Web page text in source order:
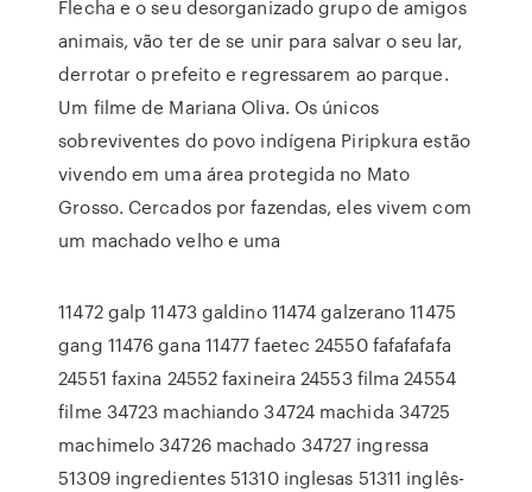
Flecha e o seu desorganizado grupo de amigos
animais, vão ter de se unir para salvar o seu lar,
derrotar o prefeito e regressarem ao parque.
Um filme de Mariana Oliva. Os únicos
sobreviventes do povo indígena Piripkura estão
vivendo em uma área protegida no Mato
Grosso. Cercados por fazendas, eles vivem com
um machado velho e uma
11472 galp 11473 galdino 11474 galzerano 11475
gang 11476 gana 11477 faetec 24550 fafafafafa
24551 faxina 24552 faxineira 24553 filma 24554
filme 34723 machiando 34724 machida 34725
machimelo 34726 machado 34727 ingressa
51309 ingredientes 51310 inglesas 51311 inglês-